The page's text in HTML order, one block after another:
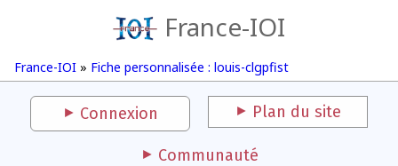
France-IOI
France-IOI » Fiche personnalisée : louis-clgpfist
Connexion Plan du site
Communauté